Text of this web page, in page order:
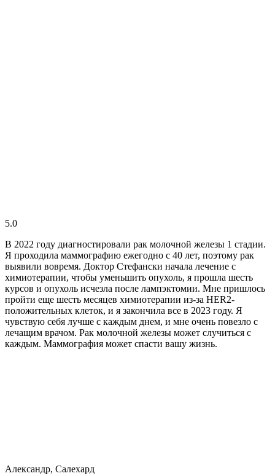
5.0
В 2022 году диагностировали рак молочной железы 1 стадии.
Я проходила маммографию ежегодно с 40 лет, поэтому рак
выявили вовремя. Доктор Стефански начала лечение с
химиотерапии, чтобы уменьшить опухоль, я прошла шесть
курсов и опухоль исчезла после лампэктомии. Мне пришлось
пройти еще шесть месяцев химиотерапии из-за HER2-
положительных клеток, и я закончила все в 2023 году. Я
чувствую себя лучше с каждым днем, и мне очень повезло с
лечащим врачом. Рак молочной железы может случиться с
каждым. Маммография может спасти вашу жизнь.
Александр, Салехард